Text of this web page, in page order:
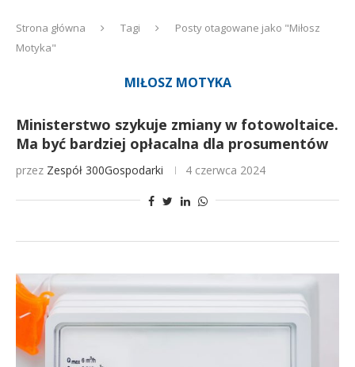
Strona główna Tagi
Posty otagowane jako "Miłosz
Motyka"
MIŁOSZ MOTYKA
Ministerstwo szykuje zmiany w fotowoltaice.
Ma być bardziej opłacalna dla prosumentów
przez Zespół 300Gospodarki 4 czerwca 2024